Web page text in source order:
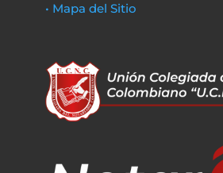
• Mapa del Sitio